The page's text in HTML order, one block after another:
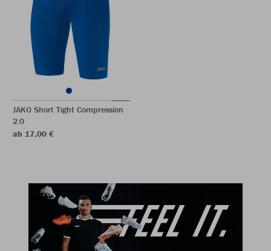
JAKO Short Tight Compression
2.0
ab 17,00 €